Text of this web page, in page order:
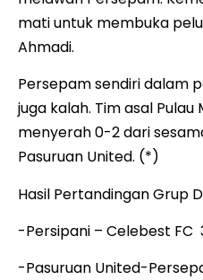
mati untuk membuka
Ahmadi.
Persepam sendiri dalam
juga kalah. Tim asal
menyerah 0-2 dari
Pasuruan United. (*)
Hasil Pertandingan Grup
-Persipani – Celebest FC
-Pasuruan United-